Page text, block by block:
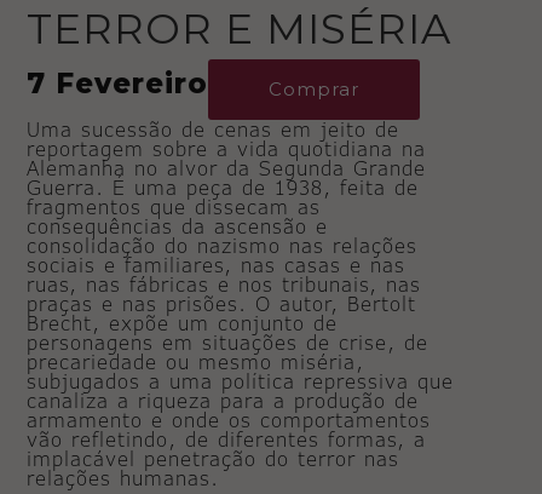
TERROR E MISÉRIA
7 Fevereiro Comprar
Uma sucessão de cenas em jeito de
reportagem sobre a vida quotidiana na
Alemanha no alvor da Segunda Grande
Guerra. É uma peça de 1938, feita de
fragmentos que dissecam as
consequências da ascensão e
consolidação do nazismo nas relações
sociais e familiares, nas casas e nas
ruas, nas fábricas e nos tribunais, nas
praças e nas prisões. O autor, Bertolt
Brecht, expõe um conjunto de
personagens em situações de crise, de
precariedade ou mesmo miséria,
subjugados a uma política repressiva que
canaliza a riqueza para a produção de
armamento e onde os comportamentos
vão refletindo, de diferentes formas, a
implacável penetração do terror nas
relações humanas.